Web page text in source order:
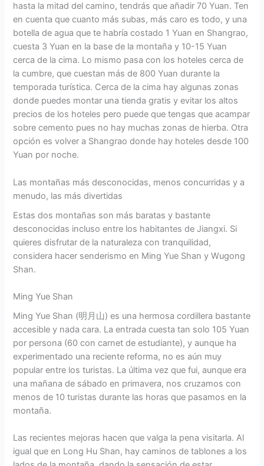
hasta la mitad del camino, tendrás que añadir 70 Yuan. Ten
en cuenta que cuanto más subas, más caro es todo, y una
botella de agua que te habría costado 1 Yuan en Shangrao,
cuesta 3 Yuan en la base de la montaña y 10-15 Yuan
cerca de la cima. Lo mismo pasa con los hoteles cerca de
la cumbre, que cuestan más de 800 Yuan durante la
temporada turística. Cerca de la cima hay algunas zonas
donde puedes montar una tienda gratis y evitar los altos
precios de los hoteles pero puede que tengas que acampar
sobre cemento pues no hay muchas zonas de hierba. Otra
opción es volver a Shangrao donde hay hoteles desde 100
Yuan por noche.
Las montañas más desconocidas, menos concurridas y a
menudo, las más divertidas
Estas dos montañas son más baratas y bastante
desconocidas incluso entre los habitantes de Jiangxi. Si
quieres disfrutar de la naturaleza con tranquilidad,
considera hacer senderismo en Ming Yue Shan y Wugong
Shan.
Ming Yue Shan
Ming Yue Shan (明月山) es una hermosa cordillera bastante
accesible y nada cara. La entrada cuesta tan solo 105 Yuan
por persona (60 con carnet de estudiante), y aunque ha
experimentado una reciente reforma, no es aún muy
popular entre los turistas. La última vez que fui, aunque era
una mañana de sábado en primavera, nos cruzamos con
menos de 10 turistas durante las horas que pasamos en la
montaña.
Las recientes mejoras hacen que valga la pena visitarla. Al
igual que en Long Hu Shan, hay caminos de tablones a los